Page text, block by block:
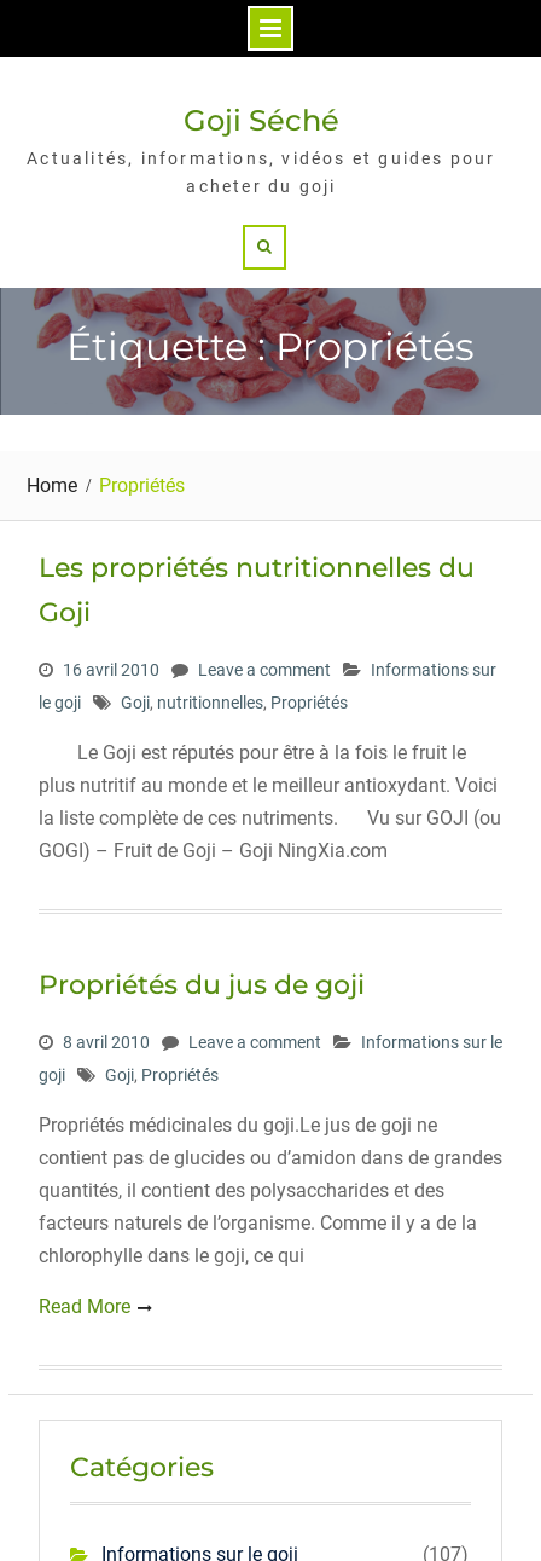
Goji Séché
Actualités, informations, vidéos et guides pour
acheter du goji
Étiquette : Propriétés
Home Propriétés
Les propriétés nutritionnelles du
Goji
16 avril 2010 Leave a comment
Informations sur
le goji
Goji, nutritionnelles, Propriétés
Le Goji est réputés pour être à la fois le fruit le
plus nutritif au monde et le meilleur antioxydant. Voici
la liste complète de ces nutriments. Vu sur GOJI (ou
GOGI) – Fruit de Goji – Goji NingXia.com
Propriétés du jus de goji
8 avril 2010 Leave a comment
Informations sur le
goji
Goji, Propriétés
Propriétés médicinales du goji.Le jus de goji ne
contient pas de glucides ou d’amidon dans de grandes
quantités, il contient des polysaccharides et des
facteurs naturels de l’organisme. Comme il y a de la
chlorophylle dans le goji, ce qui
Read More
Catégories
Informations sur le goji (107)